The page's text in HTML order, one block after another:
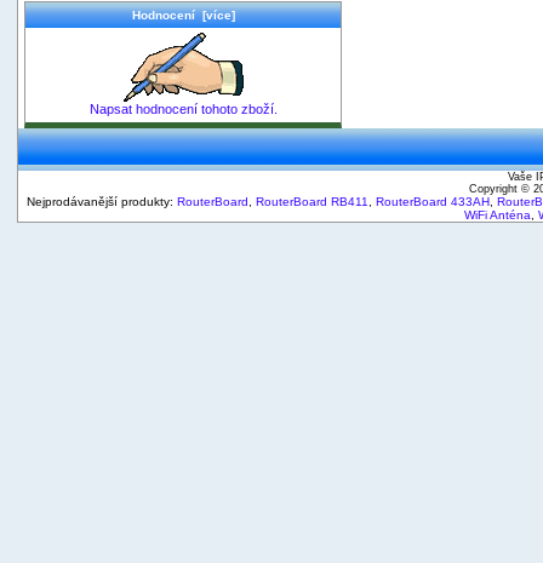
Hodnocení [více]
Napsat hodnocení tohoto zboží.
Vaše
Copyright ©
Nejprodávanější produkty: RouterBoard RouterBoard RB411 RouterBoard 433AH
WiFi Anténa